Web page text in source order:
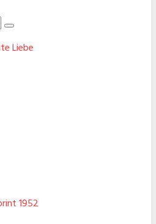
Liebe
1952